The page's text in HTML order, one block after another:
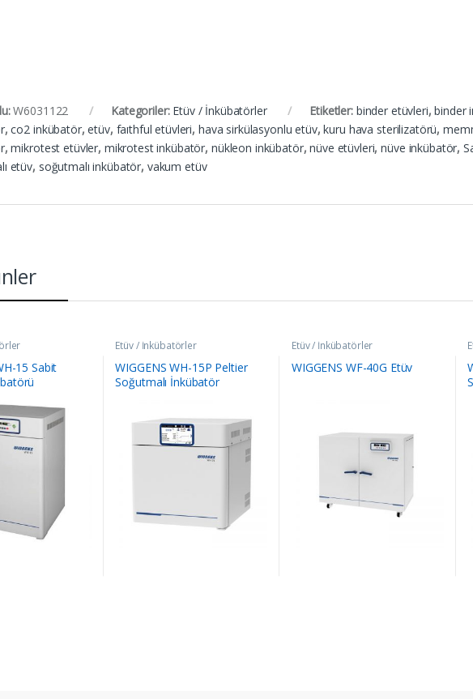
W6031122 Kategoriler: Etüv / İnkübatörler Etiketler: binder etüvleri,binder
,co2 inkübatör,etüv, faıthful etüvleri, hava sirkülasyonlu etüv,kuru hava sterilizatörü,
,mikrotest etüvler, mikrotest inkübatör, nükleon inkübatör,nüve etüvleri,nüve inkübatör,
etüv, soğutmalı inkübatör, vakum etüv
15 Sabit
Etüv / İnkübatörler
WIGGENS WH-15P Peltier
Soğutmalı İnkübatör
Etüv / İnkübatörler
WIGGENS WF-40G Etüv